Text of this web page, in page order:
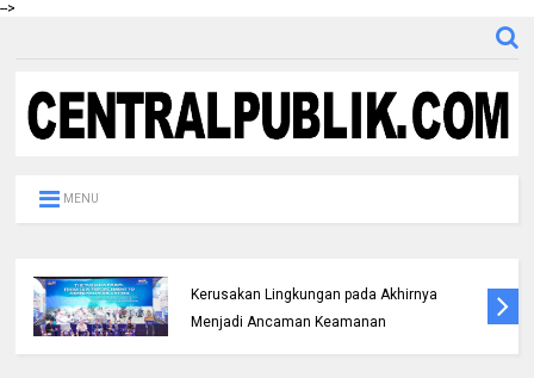
-->
MENU
Kembalikan Mobil dan 8 Unit Sepeda Motor
Kepada Pemiliknya Korban*